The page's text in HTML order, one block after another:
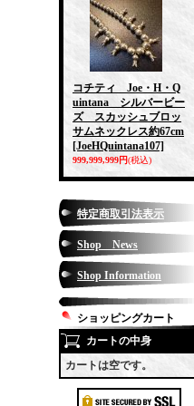
コチティ Joe・H・Q
uintana シルバービー
ズ スカッシュブロッ
サムネックレス約67cm
[JoeHQuintana107]
999,999,999円(税込)
特定商取引法表示
Shop News
Shop Information
ショッピングカート
カートの中身
カートは空です。